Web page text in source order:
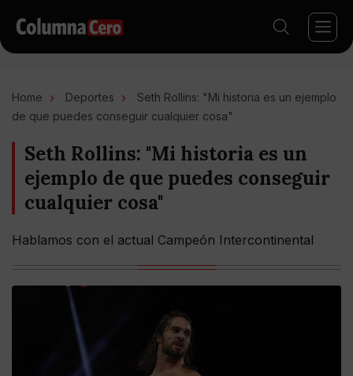
Home Deportes
Seth Rollins: "Mi historia es un ejemplo
de que puedes conseguir cualquier cosa"
Seth Rollins: "Mi historia es un
ejemplo de que puedes conseguir
cualquier cosa"
Hablamos con el actual Campeón Intercontinental